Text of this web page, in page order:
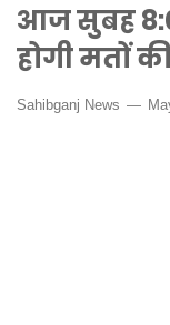
आज सुबह
होगी मतों
Sahibganj News